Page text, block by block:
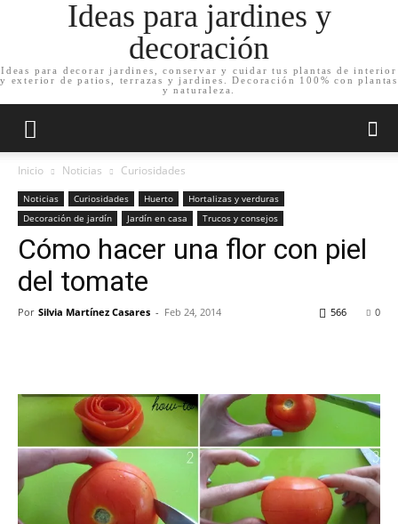
Ideas para jardines y
decoración
Ideas para decorar jardines, conservar y cuidar tus plantas de interior
y exterior de patios, terrazas y jardines. Decoración 100% con plantas
y naturaleza.
Inicio Noticias Curiosidades
Noticias Curiosidades Huerto
Hortalizas y verduras
Decoración de jardín
Jardín en casa Trucos y consejos
Cómo hacer una flor con piel
del tomate
Por Silvia Martínez Casares - Feb 24, 2014 0
566